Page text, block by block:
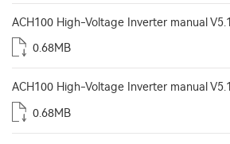
ACH100 High-Voltage Inverter manual V5.1
0.68MB
ACH100 High-Voltage Inverter manual V5.1
0.68MB